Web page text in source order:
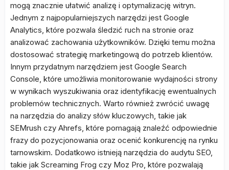
mogą znacznie ułatwić analizę i optymalizację witryn.
Jednym z najpopularniejszych narzędzi jest Google
Analytics, które pozwala śledzić ruch na stronie oraz
analizować zachowania użytkowników. Dzięki temu można
dostosować strategię marketingową do potrzeb klientów.
Innym przydatnym narzędziem jest Google Search
Console, które umożliwia monitorowanie wydajności strony
w wynikach wyszukiwania oraz identyfikację ewentualnych
problemów technicznych. Warto również zwrócić uwagę
na narzędzia do analizy słów kluczowych, takie jak
SEMrush czy Ahrefs, które pomagają znaleźć odpowiednie
frazy do pozycjonowania oraz ocenić konkurencję na rynku
tarnowskim. Dodatkowo istnieją narzędzia do audytu SEO,
takie jak Screaming Frog czy Moz Pro, które pozwalają